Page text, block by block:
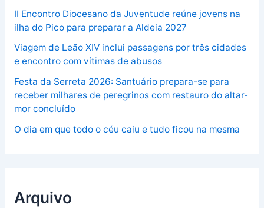
II Encontro Diocesano da Juventude reúne jovens na
ilha do Pico para preparar a Aldeia 2027
Viagem de Leão XIV inclui passagens por três cidades
e encontro com vítimas de abusos
Festa da Serreta 2026: Santuário prepara-se para
receber milhares de peregrinos com restauro do altar-
mor concluído
O dia em que todo o céu caiu e tudo ficou na mesma
Arquivo